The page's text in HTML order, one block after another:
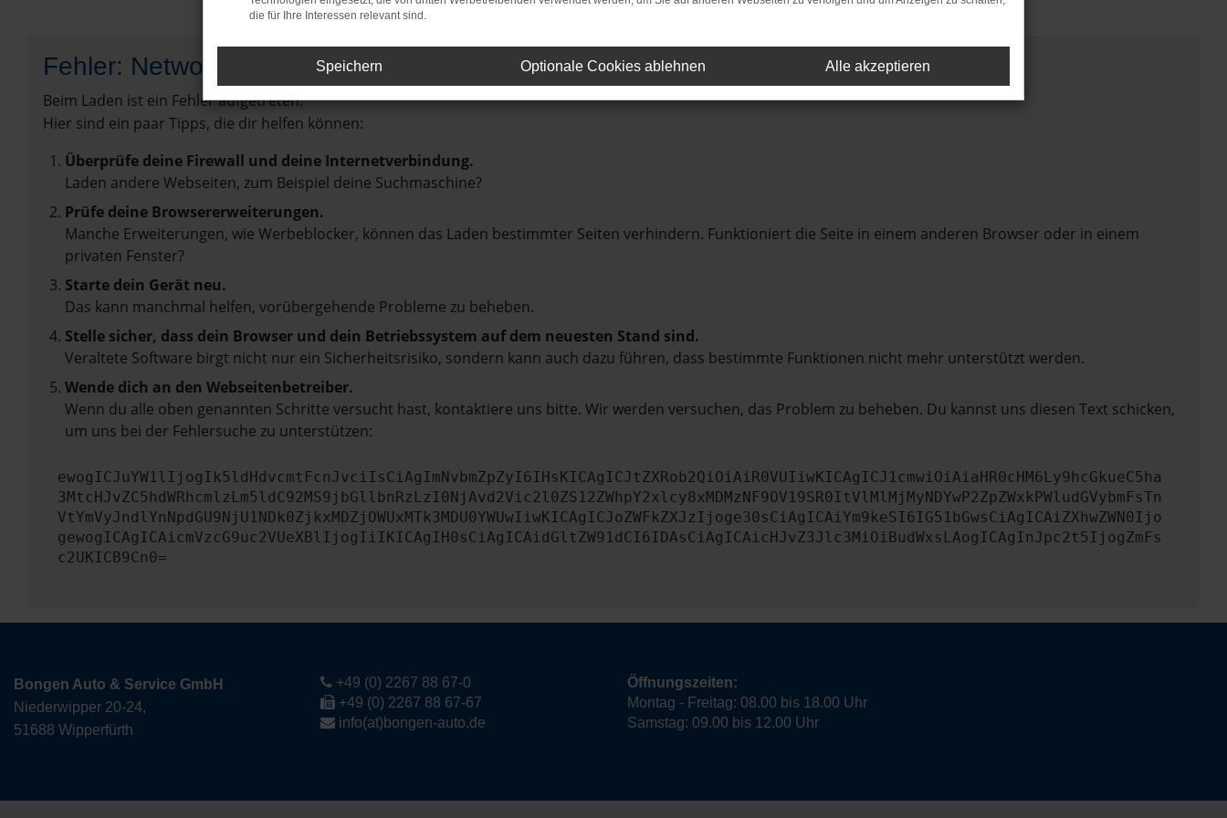
Fehler: Network Error
Beim Laden ist ein Fehler aufgetreten.
Hier sind ein paar Tipps, die dir helfen können:
Überprüfe deine Firewall und deine Internetverbindung.
Laden andere Webseiten, zum Beispiel deine Suchmaschine?
Prüfe deine Browsererweiterungen.
Manche Erweiterungen, wie Werbeblocker, können das Laden bestimmter Seiten verhindern. Funktioniert die Seite in einem anderen Browser oder in einem
privaten Fenster?
Starte dein Gerät neu.
Das kann manchmal helfen, vorübergehende Probleme zu beheben.
Stelle sicher, dass dein Browser und dein Betriebssystem auf dem neuesten Stand sind.
Veraltete Software birgt nicht nur ein Sicherheitsrisiko, sondern kann auch dazu führen, dass bestimmte Funktionen nicht mehr unterstützt werden.
Wende dich an den Webseitenbetreiber.
Wenn du alle oben genannten Schritte versucht hast, kontaktiere uns bitte. Wir werden versuchen, das Problem zu beheben. Du kannst uns diesen Text schicken,
um uns bei der Fehlersuche zu unterstützen:
ewogICJuYW1lIjogIk5ldHdvcmtFcnJvciIsCiAgImNvbmZpZyI6IHsKICAgICJtZXRob2QiOiAiR0VUIiwKICAgICJ1cmwiOiAiaHR0cHM6Ly9hcGkueC5ha
3MtcHJvZC5hdWRhcmlzLm5ldC92MS9jbGllbnRzLzI0NjAvd2Vic2l0ZS12ZWhpY2xlcy8xMDMzNF9OV19SR0ItVlMlMjMyNDYwP2ZpZWxkPWludGVybmFsTn
VtYmVyJndlYnNpdGU9NjU1NDk0ZjkxMDZjOWUxMTk3MDU0YWUwIiwKICAgICJoZWFkZXJzIjoge30sCiAgICAiYm9keSI6IG51bGwsCiAgICAiZXhwZWN0Ijo
gewogICAgICAicmVzcG9uc2VUeXBlIjogIiIKICAgIH0sCiAgICAidGltZW91dCI6IDAsCiAgICAicHJvZ3Jlc3MiOiBudWxsLAogICAgInJpc2t5IjogZmFs
c2UKICB9Cn0=
Bongen Auto & Service GmbH
Niederwipper 20-24,
51688 Wipperfürth
+49 (0) 2267 88 67-0
+49 (0) 2267 88 67-67
info(at)bongen-auto.de
Öffnungszeiten:
Montag - Freitag: 08.00 bis 18.00 Uhr
Samstag: 09.00 bis 12.00 Uhr
die für Ihre Interessen relevant sind.
Speichern Optionale Cookies ablehnen Alle akzeptieren